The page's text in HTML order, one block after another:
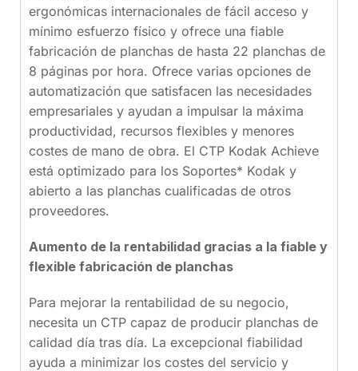
ergonómicas internacionales de fácil acceso y
mínimo esfuerzo físico y ofrece una fiable
fabricación de planchas de hasta 22 planchas de
8 páginas por hora. Ofrece varias opciones de
automatización que satisfacen las necesidades
empresariales y ayudan a impulsar la máxima
productividad, recursos flexibles y menores
costes de mano de obra. El CTP Kodak Achieve
está optimizado para los Soportes* Kodak y
abierto a las planchas cualificadas de otros
proveedores.
Aumento de la rentabilidad gracias a la fiable y
flexible fabricación de planchas
Para mejorar la rentabilidad de su negocio,
necesita un CTP capaz de producir planchas de
calidad día tras día. La excepcional fiabilidad
ayuda a minimizar los costes del servicio y